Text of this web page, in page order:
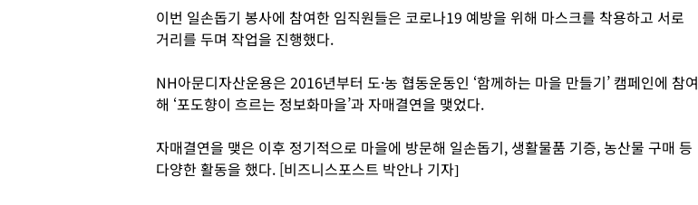
이번 일손돕기 봉사에 참여한 임직원들은 코로나19 예방을 위해 마스크를 착용하고 서로
거리를 두며 작업을 진행했다.
NH아문디자산운용은 2016년부터 도·농 협동운동인 ‘함께하는 마을 만들기’ 캠페인에 참여
해 ‘포도향이 흐르는 정보화마을’과 자매결연을 맺었다.
자매결연을 맺은 이후 정기적으로 마을에 방문해 일손돕기, 생활물품 기증, 농산물 구매 등
다양한 활동을 했다. [비즈니스포스트 박안나 기자]